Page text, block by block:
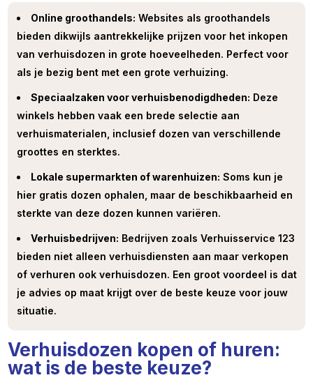
Online groothandels: Websites als groothandels
bieden dikwijls aantrekkelijke prijzen voor het inkopen
van verhuisdozen in grote hoeveelheden. Perfect voor
als je bezig bent met een grote verhuizing.
Speciaalzaken voor verhuisbenodigdheden: Deze
winkels hebben vaak een brede selectie aan
verhuismaterialen, inclusief dozen van verschillende
groottes en sterktes.
Lokale supermarkten of warenhuizen: Soms kun je
hier gratis dozen ophalen, maar de beschikbaarheid en
sterkte van deze dozen kunnen variëren.
Verhuisbedrijven: Bedrijven zoals Verhuisservice 123
bieden niet alleen verhuisdiensten aan maar verkopen
of verhuren ook verhuisdozen. Een groot voordeel is dat
je advies op maat krijgt over de beste keuze voor jouw
situatie.
Verhuisdozen kopen of huren:
wat is de beste keuze?